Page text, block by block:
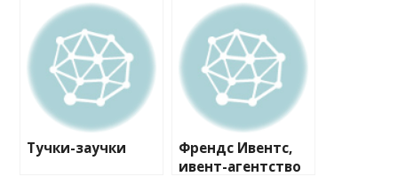
Тучки-заучки
Френдс Ивентс,
ивент-агентство